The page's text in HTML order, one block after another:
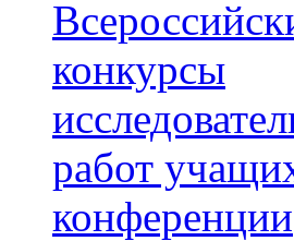
конкурсы
работ
конференции